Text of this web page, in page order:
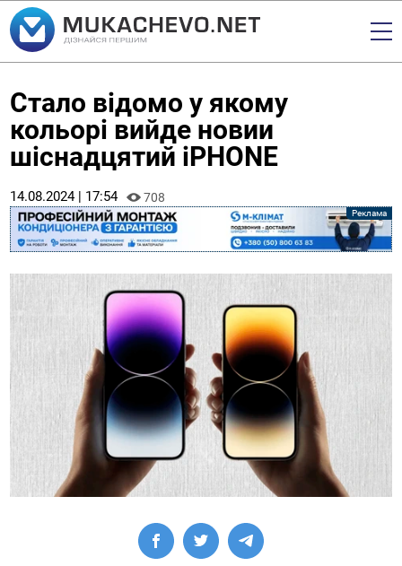
Стало відомо у якому
кольорі вийде новии
шіснадцятий iPHONE
14.08.2024 | 17:54 708